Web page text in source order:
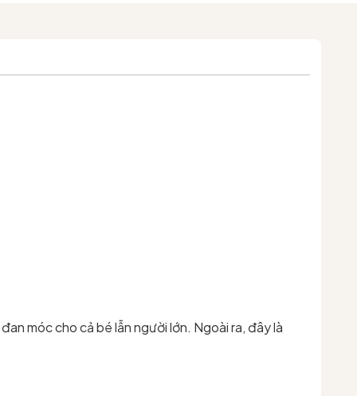
móc cho cả bé lẫn người lớn. Ngoài ra, đây là